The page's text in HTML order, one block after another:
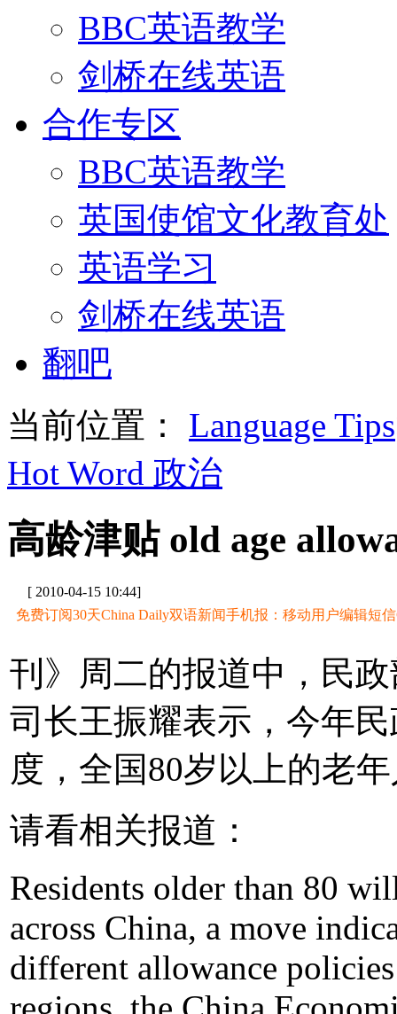
BBC英语教学
剑桥在线英语
合作专区
BBC英语教学
英国使馆文化教育处
英语学习
剑桥在线英语
翻吧
当前位置： Language Tips
Hot Word 政治
高龄津贴 old age
[ 2010-04-15 10:44]
免费订阅30天China Daily双语新闻手机报：移动用户编辑短信
刊》周二的报道中，民
司长王振耀表示，今年
度，全国80岁以上的老
请看相关报道：
Residents older than 80
across China, a move
different allowance